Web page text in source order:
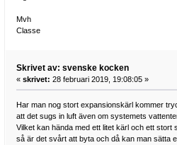
Mvh
Classe
Skrivet av: svenske kocken
« skrivet: 28 februari 2019, 19:08:05 »
Har man nog stort expansionskärl kommer
att det sugs in luft även om systemets
Vilket kan hända med ett litet kärl och ett stort
så är det svårt att byta och då kan man sätta